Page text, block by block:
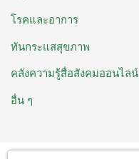
โรคและอาการ
ทันกระแสสุขภาพ
คลังความรู้สื่อสังคมออนไลน์
อื่น ๆ